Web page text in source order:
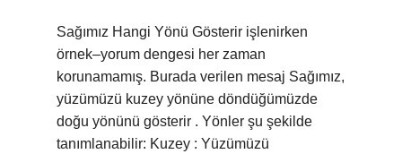
Sağımız Hangi Yönü Gösterir işlenirken
örnek–yorum dengesi her zaman
korunamamış. Burada verilen mesaj Sağımız,
yüzümüzü kuzey yönüne döndüğümüzde
doğu yönünü gösterir . Yönler şu şekilde
tanımlanabilir: Kuzey : Yüzümüzü